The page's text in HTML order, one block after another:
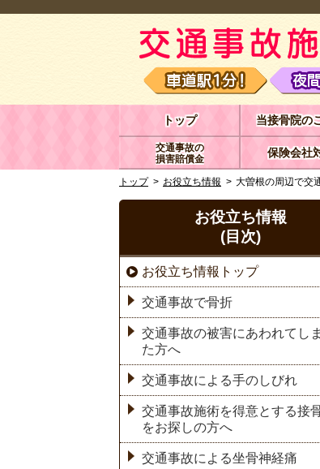
トップ 当接骨院の
交通事故の
損害賠償金
保険会社
トップ
お役立ち情報 大曽根の周辺で交
お役立ち情報
(目次)
お役立ち情報トップ
交通事故で骨折
交通事故の被害にあわれてし
た方へ
交通事故による手のしびれ
交通事故施術を得意とする接
をお探しの方へ
交通事故による坐骨神経痛